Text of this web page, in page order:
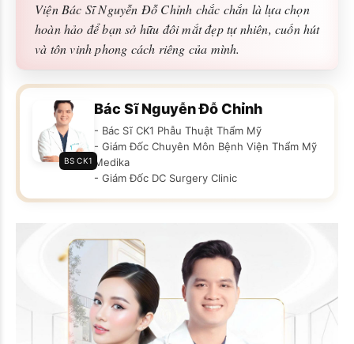
Viện Bác Sĩ Nguyễn Đỗ Chỉnh chắc chắn là lựa chọn
hoàn hảo để bạn sở hữu đôi mắt đẹp tự nhiên, cuốn hút
và tôn vinh phong cách riêng của mình.
BS CK1
Bác Sĩ Nguyễn Đỗ Chỉnh
- Bác Sĩ CK1 Phẫu Thuật Thẩm Mỹ
- Giám Đốc Chuyên Môn Bệnh Viện Thẩm Mỹ
Medika
- Giám Đốc DC Surgery Clinic